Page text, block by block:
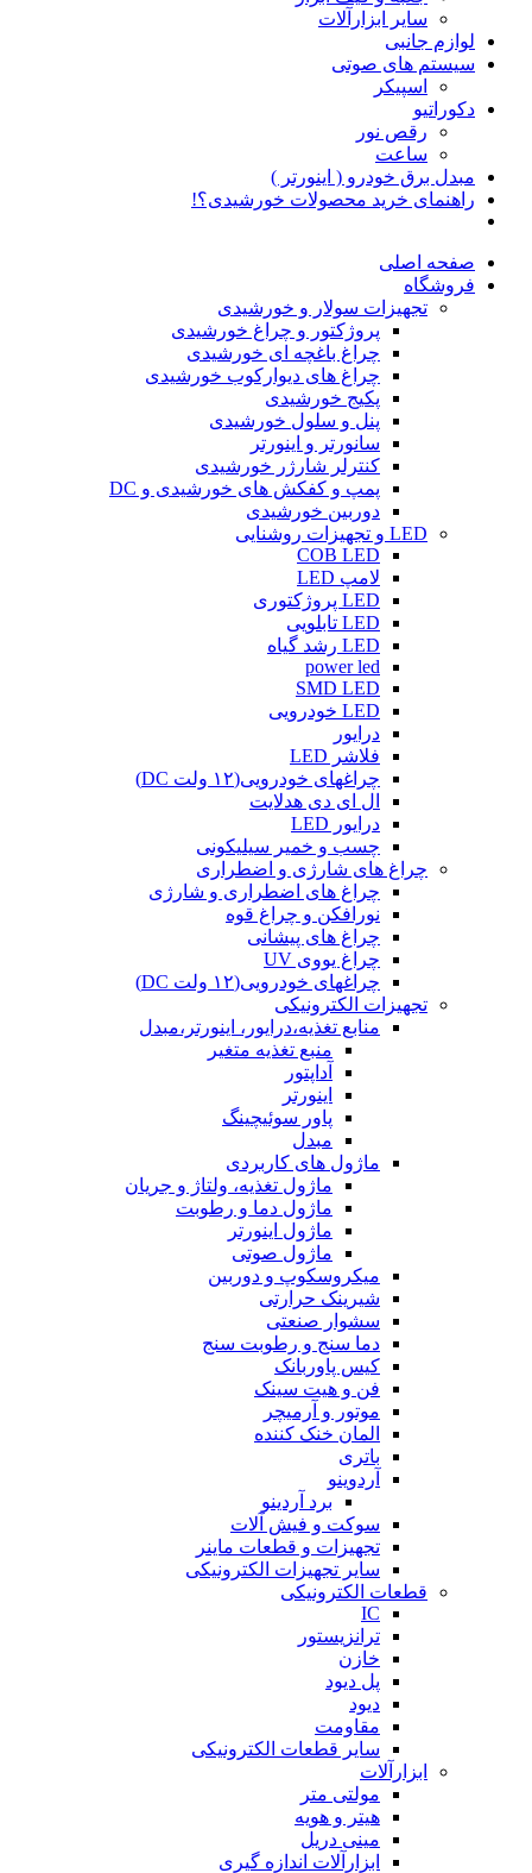
سایر ابزارآلات
لوازم جانبی
سیستم های صوتی
اسپیکر
دکوراتیو
رقص نور
ساعت
مبدل برق خودرو ( اینورتر )
راهنمای خرید محصولات خورشیدی؟!
صفحه اصلی
فروشگاه
تجهیزات سولار و خورشیدی
پروژکتور و چراغ خورشیدی
چراغ باغچه ای خورشیدی
چراغ های دیوارکوب خورشیدی
پکیج خورشیدی
پنل و سلول خورشیدی
سانورتر و اینورتر
کنترلر شارژر خورشیدی
پمپ و کفکش های خورشیدی و DC
دوربین خورشیدی
LED و تجهیزات روشنایی
COB LED
لامپ LED
LED پروژکتوری
LED تابلویی
LED رشد گیاه
power led
SMD LED
LED خودرویی
درایور
فلاشر LED
چراغهای خودرویی(۱۲ ولت DC)
ال ای دی هدلایت
درایور LED
چسب و خمیر سیلیکونی
چراغ های شارژی و اضطراری
چراغ های اضطراری و شارژی
نورافکن و چراغ قوه
چراغ های پیشانی
چراغ یووی UV
چراغهای خودرویی(۱۲ ولت DC)
تجهیزات الکترونیکی
منابع تغذیه،درایور، اینورتر،مبدل
منبع تغذیه متغیر
آداپتور
اینورتر
پاور سوئیچینگ
مبدل
ماژول های کاربردی
ماژول تغذیه، ولتاژ و جریان
ماژول دما و رطوبت
ماژول اینورتر
ماژول صوتی
میکروسکوپ و دوربین
شیرینک حرارتی
سشوار صنعتی
دما سنج و رطوبت سنج
کیس پاوربانک
فن و هیت سینک
موتور و آرمیچر
المان خنک کننده
باتری
آردوینو
برد آردینو
سوکت و فیش آلات
تجهیزات و قطعات ماینر
سایر تجهیزات الکترونیکی
قطعات الکترونیکی
IC
ترانزیستور
خازن
پل دیود
دیود
مقاومت
سایر قطعات الکترونیکی
ابزارآلات
مولتی متر
هیتر و هویه
مینی دریل
ابزارآلات اندازه گیری